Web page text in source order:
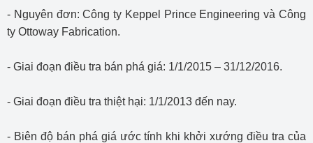
- Nguyên đơn: Công ty Keppel Prince Engineering và Công
ty Ottoway Fabrication.
- Giai đoạn điều tra bán phá giá: 1/1/2015 – 31/12/2016.
- Giai đoạn điều tra thiệt hại: 1/1/2013 đến nay.
- Biên độ bán phá giá ước tính khi khởi xướng điều tra của